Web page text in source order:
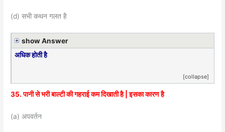
(d) सभी कथन गलत है
show Answer
अधिक होती है
[collapse]
35. पानी से भरी बाल्टी की गहराई कम दिखाती है | इसका कारण है
(a) अपवर्तन